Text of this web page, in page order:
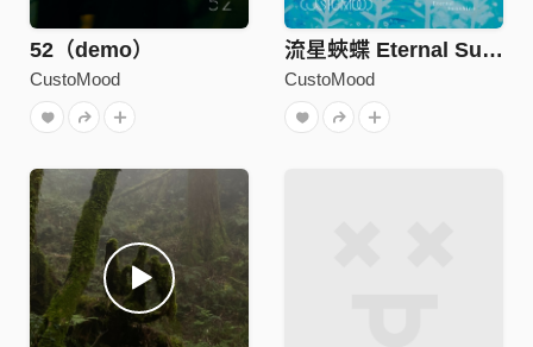
52（demo）
CustoMood
流星蛺蝶 Eternal Sunshine
CustoMood